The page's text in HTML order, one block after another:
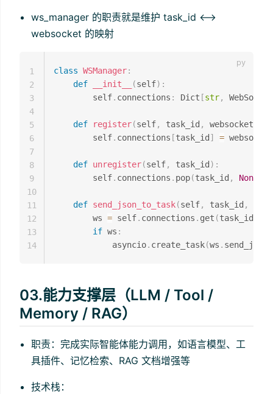
ws_manager 的职责就是维护 task_id <-->
websocket 的映射
class WSManager:
def
__init__ (self) :
        self
. connections : Dict [str, WebSocket
def register(self, task_id , websocket
        self
. connections [task_id ] = websocket
def unregister(self, task_id ) :
        self
. connections . pop(task_id , None
def send_json_to_task(self, task_id ,
        ws
= self. connections . get (task_id
if ws :
            asyncio
. create_task(ws . send_json
1
2
3
4
5
6
7
8
9
10
11
12
13
14
03.能力支撑层（LLM / Tool /
Memory / RAG）
职责：完成实际智能体能力调用，如语言模型、工
具插件、记忆检索、RAG 文档增强等
技术栈：